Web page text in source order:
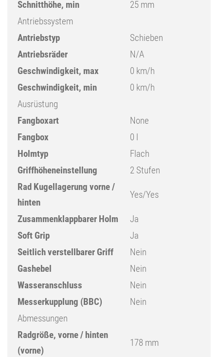
Schnitthöhe, min
25 mm
Antriebssystem
Antriebstyp
Schieben
Antriebsräder
N/A
Geschwindigkeit, max
0 km/h
Geschwindigkeit, min
0 km/h
Ausrüstung
Fangboxart
None
Fangbox
0 l
Holmtyp
Flach
Griffhöheneinstellung
2 Stufen
Rad Kugellagerung vorne /
hinten
Yes/Yes
Zusammenklappbarer Holm
Ja
Soft Grip
Ja
Seitlich verstellbarer Griff
Nein
Gashebel
Nein
Wasseranschluss
Nein
Messerkupplung (BBC)
Nein
Abmessungen
Radgröße, vorne / hinten
(vorne)
178 mm